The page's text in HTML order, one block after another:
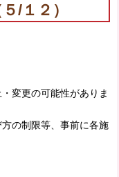
/１２）
変更の可能性がありま
の制限等、事前に各施